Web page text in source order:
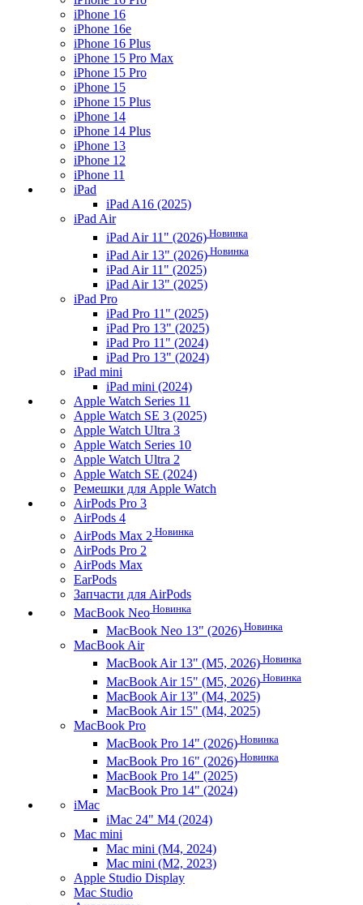
iPhone 16
iPhone 16e
iPhone 16 Plus
iPhone 15 Pro Max
iPhone 15 Pro
iPhone 15
iPhone 15 Plus
iPhone 14
iPhone 14 Plus
iPhone 13
iPhone 12
iPhone 11
iPad
iPad A16 (2025)
iPad Air
iPad Air 11" (2026) Новинка
iPad Air 13" (2026) Новинка
iPad Air 11" (2025)
iPad Air 13" (2025)
iPad Pro
iPad Pro 11" (2025)
iPad Pro 13" (2025)
iPad Pro 11" (2024)
iPad Pro 13" (2024)
iPad mini
iPad mini (2024)
Apple Watch Series 11
Apple Watch SE 3 (2025)
Apple Watch Ultra 3
Apple Watch Series 10
Apple Watch Ultra 2
Apple Watch SE (2024)
Ремешки для Apple Watch
AirPods Pro 3
AirPods 4
AirPods Max 2 Новинка
AirPods Pro 2
AirPods Max
EarPods
Запчасти для AirPods
MacBook Neo Новинка
MacBook Neo 13" (2026) Новинка
MacBook Air
MacBook Air 13" (M5, 2026) Новинка
MacBook Air 15" (M5, 2026) Новинка
MacBook Air 13" (M4, 2025)
MacBook Air 15" (M4, 2025)
MacBook Pro
MacBook Pro 14" (2026) Новинка
MacBook Pro 16" (2026) Новинка
MacBook Pro 14" (2025)
MacBook Pro 14" (2024)
iMac
iMac 24" M4 (2024)
Mac mini
Mac mini (M4, 2024)
Mac mini (M2, 2023)
Apple Studio Display
Mac Studio